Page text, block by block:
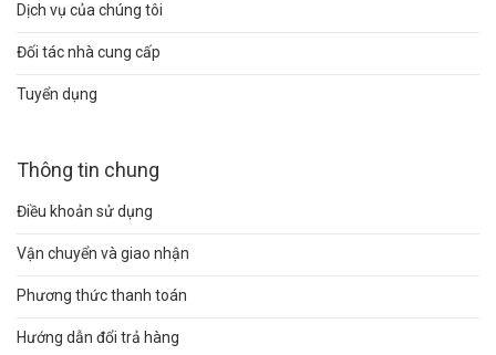
Dịch vụ của chúng tôi
Đối tác nhà cung cấp
Tuyển dụng
Thông tin chung
Điều khoản sử dụng
Vận chuyển và giao nhận
Phương thức thanh toán
Hướng dẫn đổi trả hàng